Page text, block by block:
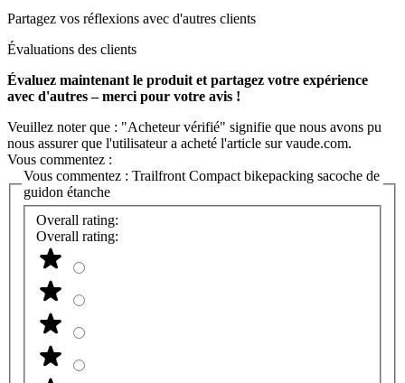
Partagez vos réflexions avec d'autres clients
Évaluations des clients
Évaluez maintenant le produit et partagez votre expérience
avec d'autres – merci pour votre avis !
Veuillez noter que : "Acheteur vérifié" signifie que nous avons pu
nous assurer que l'utilisateur a acheté l'article sur vaude.com.
Vous commentez :
Vous commentez : Trailfront Compact bikepacking sacoche de
guidon étanche
Overall rating:
Overall rating: